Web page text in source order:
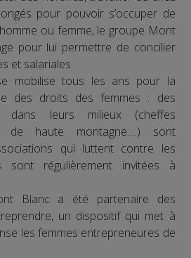
pour pouvoir s’occuper de
ou femme, le groupe Mont
pour lui permettre de concilier
et salariales.
mobilise tous les ans pour la
des droits des femmes : des
dans leurs milieux (cheffes
de haute montagne….) sont
qui luttent contre les
sont régulièrement invitées à
Blanc a été partenaire des
un dispositif qui met à
les femmes entrepreneures de